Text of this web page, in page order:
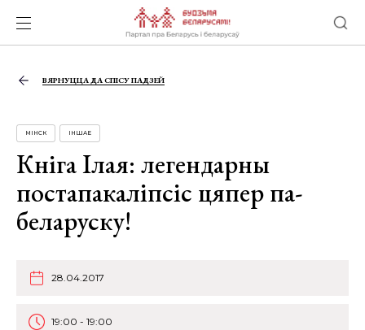
ВЯРНУЦЦА ДА СПІСУ ПАДЗЕЙ
МІНСК ІНШАЕ
Кніга Ілая: легендарны
постапакаліпсіс цяпер па-
беларуску!
28.04.2017
19:00 - 19:00